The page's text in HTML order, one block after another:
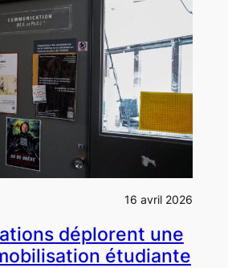
16 avril 2026
déplorent une
étudiante